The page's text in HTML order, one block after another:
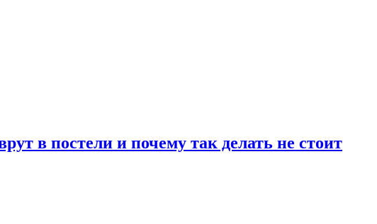
в постели и почему так делать не стоит